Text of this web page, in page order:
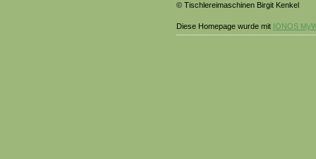
© Tischlereimaschinen Birgit Kenkel
Diese Homepage wurde mit IONOS